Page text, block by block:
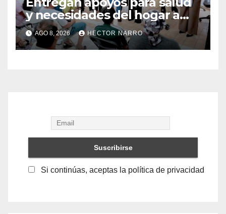
y necesidades del hogar a
familias de Cabo San Lucas
AGO 8, 2026 HECTOR NARRO
Si continúas, aceptas la política de privacidad